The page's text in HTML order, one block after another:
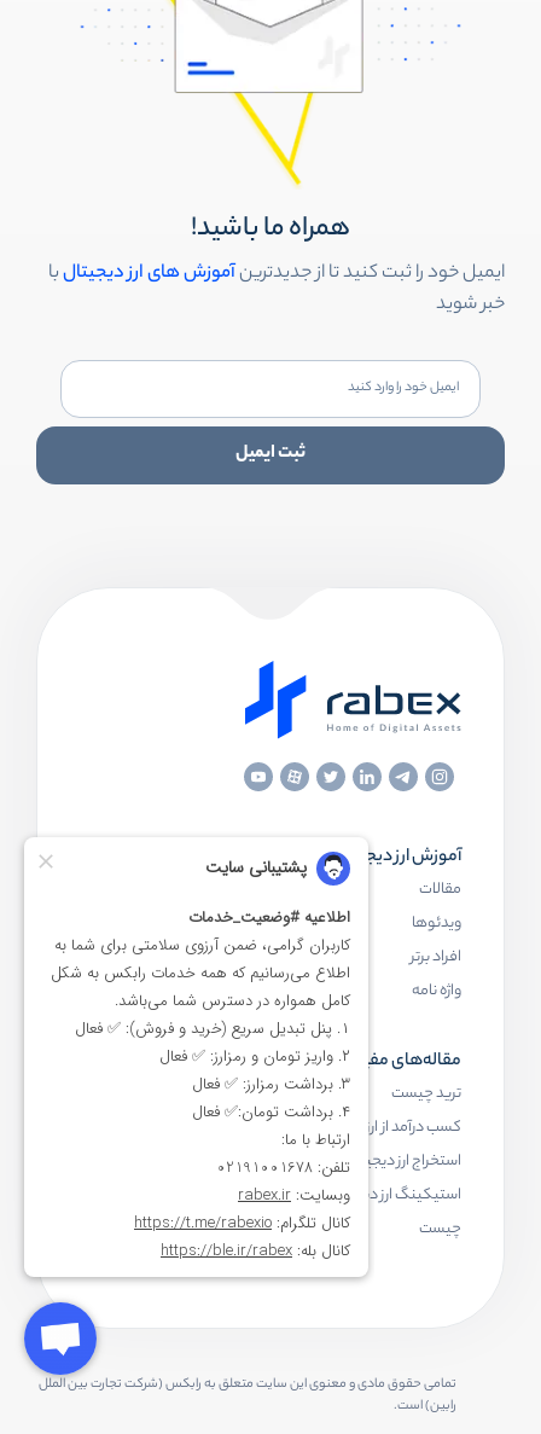
همراه ما باشید!
ایمیل خود را ثبت کنید تا از جدیدترینآموزش های ارز دیجیتالبا
خبر شوید
ثبت ایمیل
آموزش ارز دیجیتال
مقالات
ویدئوها
افراد برتر
واژه نامه
مقاله‌های مفید
بلاک چین چیست
کیف پول ارز دیجیتال چیست
NFT چیست
مقاله‌های مفید
ترید چیست
کسب درآمد از ارز دیجیتال
استخراج ارز دیجیتال چیست
استیکینگ ارز دیجیتال
چیست
رابکس
آموزش ارز دیجیتال
خرید ارز دیجیتال
اخبار ارز دیجیتال
درباره رابکس
تمامی حقوق مادی و معنوی این سایت متعلق به رابکس (شرکت تجارت بین الملل
رابین) است.